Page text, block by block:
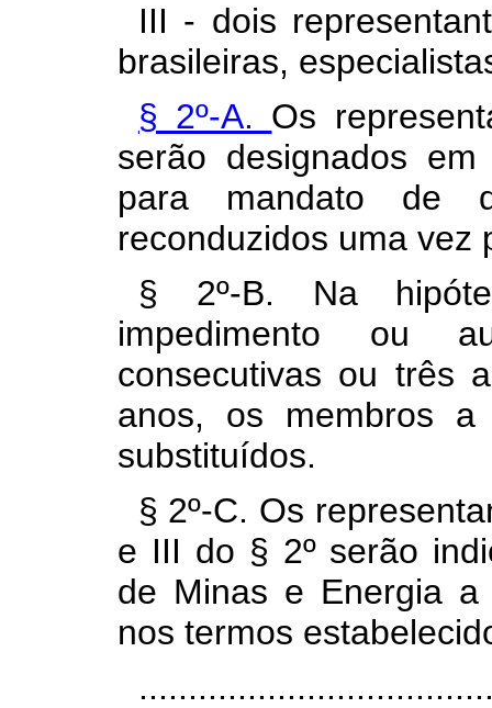
III - dois
brasileiras,
§ 2º-A. Os
serão designados
para mandato de
reconduzidos uma vez
§ 2º-B. Na
impedimento ou
consecutivas ou três
anos, os membros
substituídos.
§ 2º-C. Os
e III do § 2º serão
de Minas e Energia
nos termos